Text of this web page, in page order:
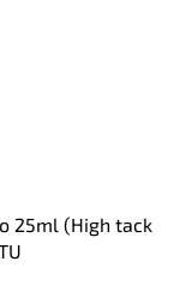
25ml (High tack